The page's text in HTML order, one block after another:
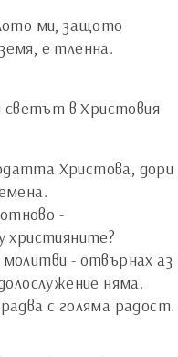
ми, защото
е тленна.
светът в Христовия
Христова, дори
-
християните?
- отвърнах аз
няма.
с голяма радост.